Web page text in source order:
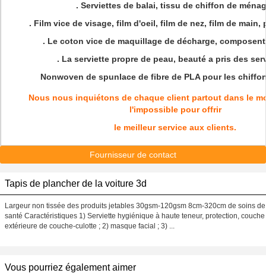
. Serviettes de balai, tissu de chiffon de
. Film vice de visage, film d'oeil, film de nez, film de main,
. Le coton vice de maquillage de décharge,
. La serviette propre de peau, beauté a pris des
Nonwoven de spunlace de fibre de PLA pour les
Nous nous inquiétons de chaque client partout dans le
l'impossible pour offrir
le meilleur service aux clients.
Fournisseur de contact
Tapis de plancher de la voiture 3d
Largeur non tissée des produits jetables 30gsm-120gsm 8cm-320cm de soins de
santé Caractéristiques 1) Serviette hygiénique à haute teneur, protection, couche
extérieure de couche-culotte ; 2) masque facial ; 3) ...
Vous pourriez également aimer